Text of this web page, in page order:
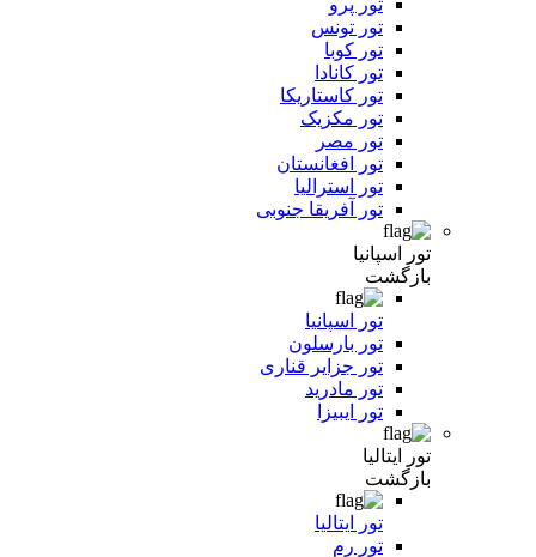
تور پرو
تور تونس
تور کوبا
تور کانادا
تور کاستاریکا
تور مکزیک
تور مصر
تور افغانستان
تور استرالیا
تور آفریقا جنوبی
تور اسپانیا
بازگشت
تور اسپانیا
تور بارسلون
تور جزایر قناری
تور مادرید
تور ایبیزا
تور ایتالیا
بازگشت
تور ایتالیا
تور رم